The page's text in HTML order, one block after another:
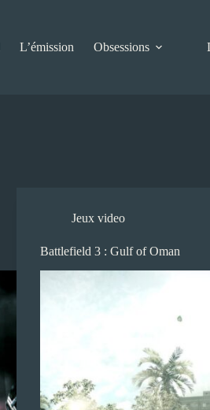
L’émission Obsessions
Jeux video
Battlefield 3 : Gulf of Oman